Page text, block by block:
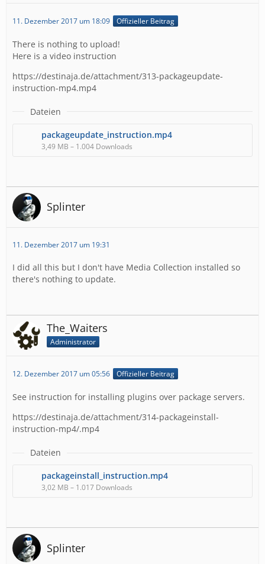
11. Dezember 2017 um 18:09 Offizieller Beitrag
There is nothing to upload!
Here is a video instruction
https://destinaja.de/attachment/313-packageupdate-
instruction-mp4.mp4
Dateien
packageupdate_instruction.mp4
3,49 MB – 1.004 Downloads
Splinter
11. Dezember 2017 um 19:31
I did all this but I don't have Media Collection installed so
there's nothing to update.
The_Waiters
Administrator
12. Dezember 2017 um 05:56 Offizieller Beitrag
See instruction for installing plugins over package servers.
https://destinaja.de/attachment/314-packageinstall-
instruction-mp4/.mp4
Dateien
packageinstall_instruction.mp4
3,02 MB – 1.017 Downloads
Splinter